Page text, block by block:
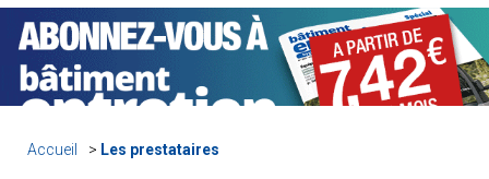
Accueil Les prestataires